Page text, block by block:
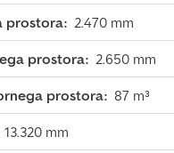
prostora: 2.470 mm
prostora: 2.650 mm
prostora: 87 m³
13.320 mm